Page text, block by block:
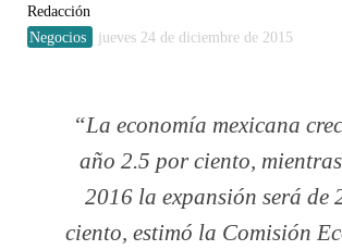
Redacción
Negocios
jueves 24 de diciembre de 2015
La economía mexicana
año 2.5 por ciento,
2016 la expansión será de
ciento, estimó la Comisión